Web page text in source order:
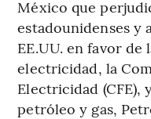
México que
estadounidenses y
EE.UU. en favor de
electricidad, la
Electricidad (CFE),
petróleo y gas,